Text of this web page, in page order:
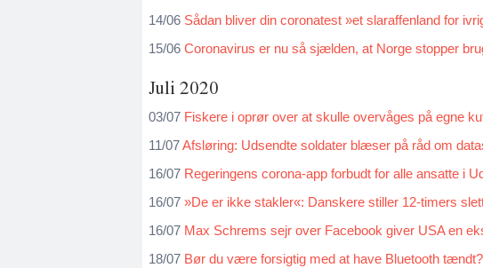
14/06 Sådan bliver din coronatest »et slaraffenland for
15/06 Coronavirus er nu så sjælden, at Norge stopper
Juli 2020
03/07 Fiskere i oprør over at skulle overvåges på egne
11/07Afsløring: Udsendte soldater blæser på råd om
16/07 Regeringens corona-app forbudt for alle ansatte i
16/07 »De er ikke stakler«: Danskere stiller 12-timers
16/07 Max Schrems sejr over Facebook giver USA en
18/07 Bør du være forsigtig med at have Bluetooth